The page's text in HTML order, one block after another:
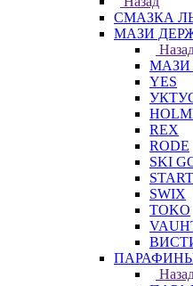
СМАЗКА
МАЗИ
МАЗИ
YES
REX
RODE
SKI
START
SWIX
TOKO